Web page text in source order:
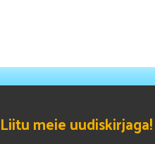
Liitu meie uudiskirjaga!